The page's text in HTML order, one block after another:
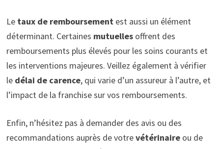
Le taux de remboursementest aussi un élément
déterminant. Certaines mutuellesoffrent des
remboursements plus élevés pour les soins courants et
les interventions majeures. Veillez également à vérifier
le délai de carence, qui varie d’un assureur à l’autre, et
l’impact de la franchise sur vos remboursements.
Enfin, n’hésitez pas à demander des avis ou des
recommandations auprès de votrevétérinaireou de